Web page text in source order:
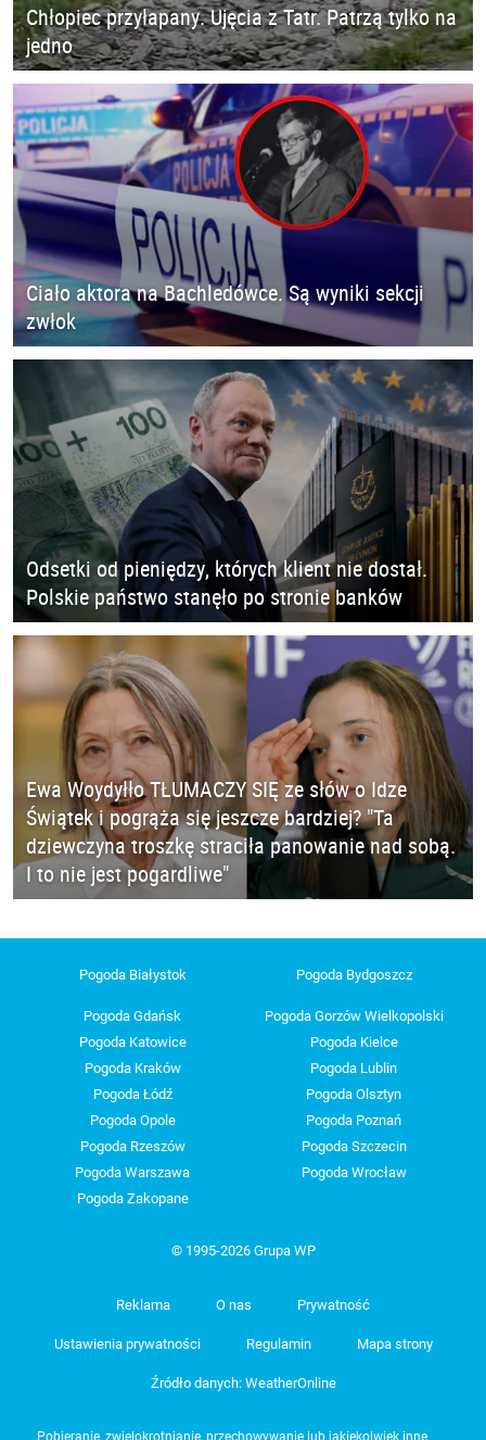
Chłopiec przyłapany. Ujęcia z Tatr. Patrzą tylko na
jedno
Ciało aktora na Bachledówce. Są wyniki sekcji
zwłok
Odsetki od pieniędzy, których klient nie dostał.
Polskie państwo stanęło po stronie banków
Ewa Woydyłło TŁUMACZY SIĘ ze słów o Idze
Świątek i pogrąża się jeszcze bardziej? "Ta
dziewczyna troszkę straciła panowanie nad sobą.
I to nie jest pogardliwe"
Pogoda Białystok Pogoda Bydgoszcz
Pogoda Gdańsk
Pogoda Gorzów Wielkopolski
Pogoda Katowice
Pogoda Kielce
Pogoda Kraków
Pogoda Lublin
Pogoda Łódź
Pogoda Olsztyn
Pogoda Opole
Pogoda Poznań
Pogoda Rzeszów
Pogoda Szczecin
Pogoda Warszawa
Pogoda Wrocław
Pogoda Zakopane
© 1995-2026 Grupa WP
Reklama O nas Prywatność
Ustawienia prywatności Regulamin Mapa strony
Źródło danych: WeatherOnline
Pobieranie, zwielokrotnianie, przechowywanie lub jakiekolwiek inne